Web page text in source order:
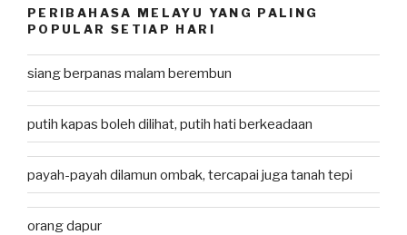
PERIBAHASA MELAYU YANG PALING
POPULAR SETIAP HARI
siang berpanas malam berembun
putih kapas boleh dilihat, putih hati berkeadaan
payah-payah dilamun ombak, tercapai juga tanah tepi
orang dapur